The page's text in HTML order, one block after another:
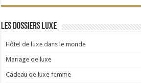
Les dossiers Luxe
Hôtel de luxe dans le monde
Mariage de luxe
Cadeau de luxe femme